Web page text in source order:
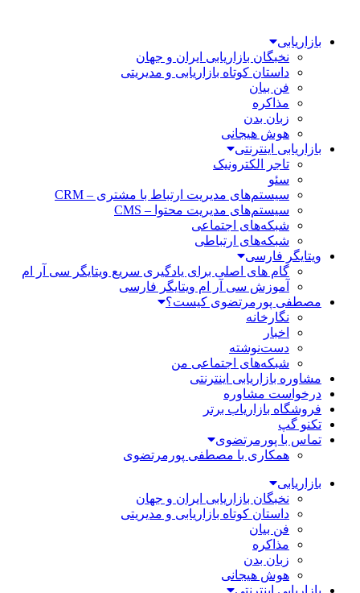
بازاریابی
نخبگان بازاریابی ایران و جهان
داستان کوتاه بازاریابی و مدیریتی
فن بیان
مذاکره
زبان بدن
هوش هیجانی
بازاریابی اینترنتی
تاجر الکترونیک
سئو
سیستم‌های مدیریت ارتباط با مشتری – CRM
سیستم‌های مدیریت محتوا – CMS
شبکه‌های اجتماعی
شبکه‌های ارتباطی
ویتایگر فارسی
گام های اصلی برای یادگیری سریع ویتایگر سی آر ام
آموزش سی آر ام ویتایگر فارسی
مصطفی پورمرتضوی کیست؟
نگارخانه
اخبار
دست‌نوشته
شبکه‌های اجتماعی من
مشاوره بازاریابی اینترنتی
درخواست مشاوره
فروشگاه بازاریاب برتر
تکنو گپ
تماس با پورمرتضوی
همکاری با مصطفی پورمرتضوی
بازاریابی
نخبگان بازاریابی ایران و جهان
داستان کوتاه بازاریابی و مدیریتی
فن بیان
مذاکره
زبان بدن
هوش هیجانی
بازاریابی اینترنتی